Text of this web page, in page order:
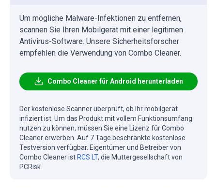
Um mögliche Malware-Infektionen zu entfernen,
scannen Sie Ihren Mobilgerät mit einer legitimen
Antivirus-Software. Unsere Sicherheitsforscher
empfehlen die Verwendung von Combo Cleaner.
Combo Cleaner für Android herunterladen
Der kostenlose Scanner überprüft, ob Ihr mobilgerät
infiziert ist. Um das Produkt mit vollem Funktionsumfang
nutzen zu können, müssen Sie eine Lizenz für Combo
Cleaner erwerben. Auf 7 Tage beschränkte kostenlose
Testversion verfügbar. Eigentümer und Betreiber von
Combo Cleaner ist RCS LT, die Muttergesellschaft von
PCRisk.